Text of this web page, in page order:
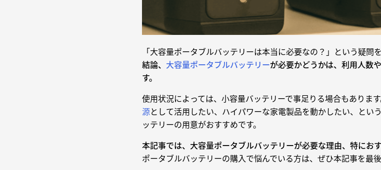
「大容量ポータブルバッテリーは本当に必要なの？」という疑問
結論、 大容量ポータブルバッテリーが必要かどうかは、利用人数
す。
使用状況によっては、小容量バッテリーで事足りる場合もありま
源として活用したい、ハイパワーな家電製品を動かしたい、とい
ッテリーの用意がおすすめです。
本記事では、大容量ポータブルバッテリーが必要な理由、特にお
ポータブルバッテリーの購入で悩んでいる方は、ぜひ本記事を最